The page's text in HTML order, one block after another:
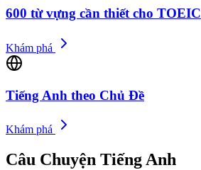
600 từ vựng cần thiết cho TOEIC
Khám phá
Tiếng Anh theo Chủ Đề
Khám phá
Câu Chuyện Tiếng Anh